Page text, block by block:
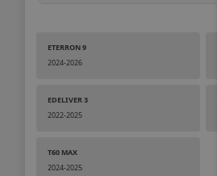
ETERRON 9
2024-2026
EDELIVER 3
2022-2025
T60 MAX
2024-2025